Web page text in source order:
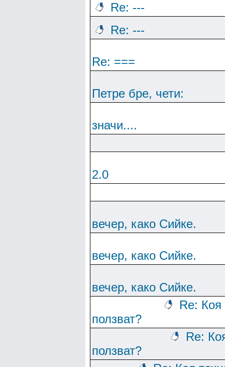
Re: ---
Re: ---
Re: ===
Петре бре, чети:
значи....
2.0
вечер, како Сийке.
вечер, како Сийке.
вечер, како Сийке.
Re: Коя
ползват?
Re:
ползват?